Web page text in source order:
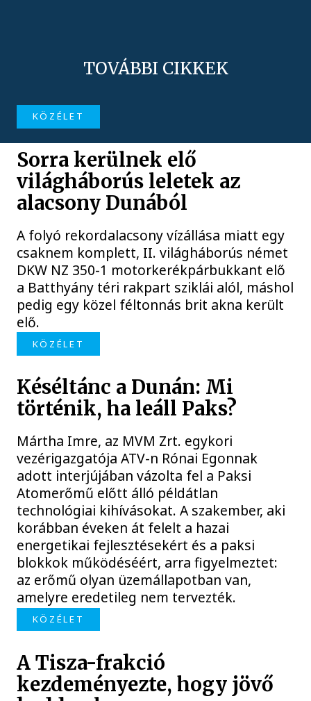
TOVÁBBI CIKKEK
KÖZÉLET
Sorra kerülnek elő
világháborús leletek az
alacsony Dunából
A folyó rekordalacsony vízállása miatt egy
csaknem komplett, II. világháborús német
DKW NZ 350-1 motorkerékpárbukkant elő
a Batthyány téri rakpart sziklái alól, máshol
pedig egy közel féltonnás brit akna került
elő.
KÖZÉLET
Késéltánc a Dunán: Mi
történik, ha leáll Paks?
Mártha Imre, az MVM Zrt. egykori
vezérigazgatója ATV-n Rónai Egonnak
adott interjújában vázolta fel a Paksi
Atomerőmű előtt álló példátlan
technológiai kihívásokat. A szakember, aki
korábban éveken át felelt a hazai
energetikai fejlesztésekért és a paksi
blokkok működéséért, arra figyelmeztet:
az erőmű olyan üzemállapotban van,
amelyre eredetileg nem tervezték.
KÖZÉLET
A Tisza-frakció
kezdeményezte, hogy jövő